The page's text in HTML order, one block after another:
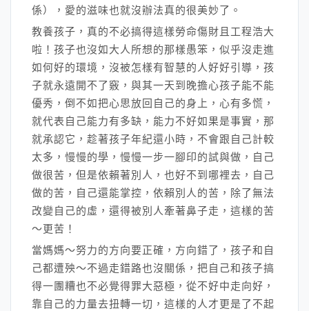
係），愛的滋味也就沒辦法真的很美妙了。
教養孩子，真的不必搞得這樣勞命傷財且工程浩大
啦！孩子也沒如大人所想的那樣愚笨，似乎沒走進
如何好的環境，沒被怎樣有智慧的人好好引導，孩
子就永遠開不了竅，與其一天到晚擔心孩子能不能
優秀，倒不如把心思放回自己的身上，心有多慌，
就代表自己能力有多缺，能力不好如果是事實，那
就承認它，趁著孩子年紀還小時，不會跟自己計較
太多，慢慢的學，慢慢一步一腳印的試與做，自己
做很苦，但是依賴著別人，也好不到哪裡去，自己
做的苦，自己還能掌控，依賴別人的苦，除了無法
改變自己的虛，還得被別人牽著鼻子走，這樣的苦
～更苦！
當媽媽～努力的方向要正確，方向錯了，孩子和自
己都遭殃～不過走錯路也沒關係，把自己和孩子搞
得一團糟也不必覺得罪大惡極，從不好中走向好，
靠自己的力量去扭轉一切，這樣的人才更是了不起